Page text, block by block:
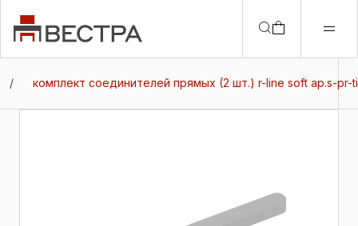
/ комплект соединителей прямых (2 шт.) r-line soft ap.s-pr-ti